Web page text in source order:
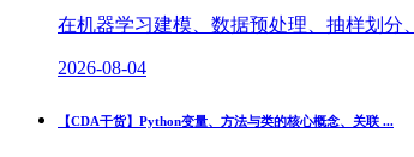
在机器学习建模、数据预处理、抽样划分
2026-08-04
【CDA干货】Python变量、方法与类的核心概念、关联 ...